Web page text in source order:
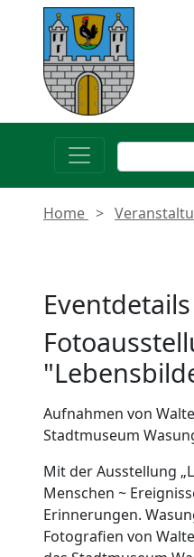
Home
Eventdetails
Aufnahmen von
Stadtmuseum
Mit der Ausstellung
Menschen ~
Erinnerungen.
Fotografien von